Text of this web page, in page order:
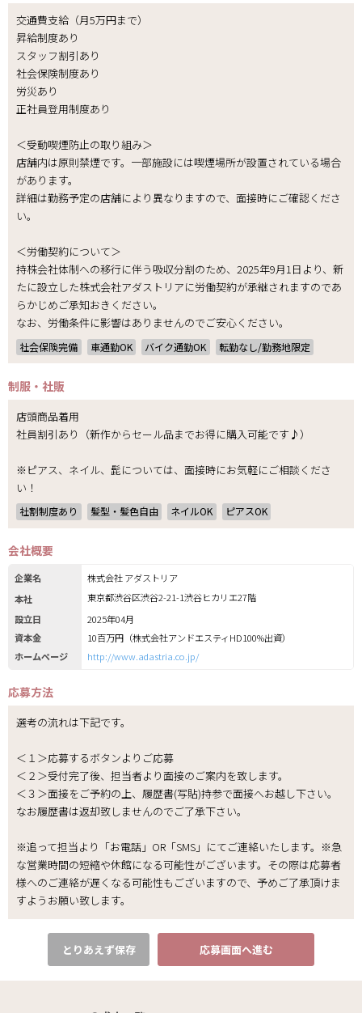
交通費支給（月5万円まで）
昇給制度あり
スタッフ割引あり
社会保険制度あり
労災あり
正社員登用制度あり
＜受動喫煙防止の取り組み＞
店舗内は原則禁煙です。一部施設には喫煙場所が設置されている場合
があります。
詳細は勤務予定の店舗により異なりますので、面接時にご確認くださ
い。
＜労働契約について＞
持株会社体制への移行に伴う吸収分割のため、2025年9月1日より、新
たに設立した株式会社アダストリアに労働契約が承継されますのであ
らかじめご承知おきください。
なお、労働条件に影響はありませんのでご安心ください。
社会保険完備 車通勤OK バイク通勤OK 転勤なし/勤務地限定
制服・社販
店頭商品着用
社員割引あり（新作からセール品までお得に購入可能です♪）
※ピアス、ネイル、髭については、面接時にお気軽にご相談くださ
い！
社割制度あり 髪型・髪色自由 ネイルOK ピアスOK
会社概要
企業名
株式会社 アダストリア
本社
東京都渋谷区渋谷2-21-1渋谷ヒカリエ27階
設立日
2025年04月
資本金
10百万円（株式会社アンドエスティHD100%出資）
ホームページ
http://www.adastria.co.jp/
応募方法
選考の流れは下記です。
＜１＞応募するボタンよりご応募
＜２＞受付完了後、担当者より面接のご案内を致します。
＜３＞面接をご予約の上、履歴書(写貼)持参で面接へお越し下さい。
なお履歴書は返却致しませんのでご了承下さい｡
※追って担当より「お電話」OR「SMS」にてご連絡いたします。※急
な営業時間の短縮や休館になる可能性がございます。その際は応募者
様へのご連絡が遅くなる可能性もございますので、予めご了承頂けま
すようお願い致します。
とりあえず保存 応募画面へ進む